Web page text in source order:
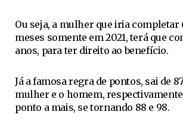
Ou seja, a mulher que iria completar
meses somente em 2021, terá que
anos, para ter direito ao benefício.
Já a famosa regra de pontos, sai de
mulher e o homem,
ponto a mais, se tornando 88 e 98.